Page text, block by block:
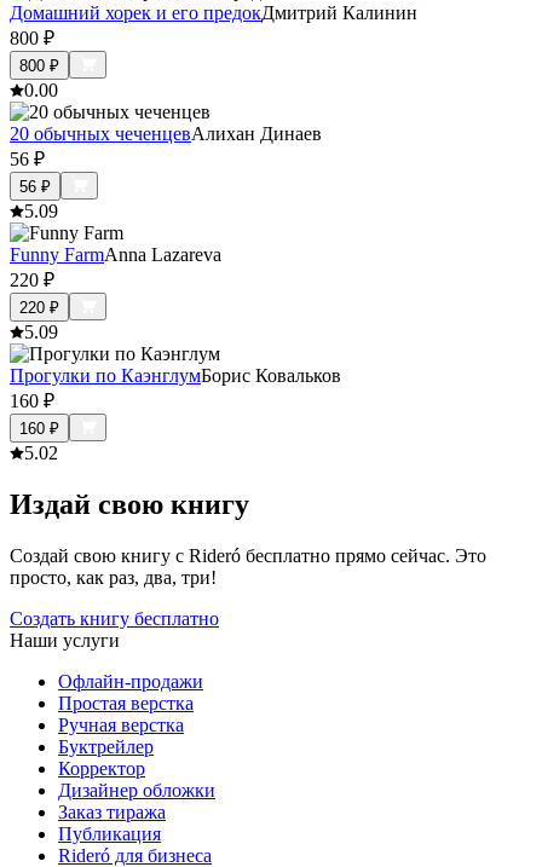
Домашний хорек и его предокДмитрий Калинин
800 ₽
800 ₽
0.00
20 обычных чеченцевАлихан Динаев
56 ₽
56 ₽
5.09
Funny FarmAnna Lazareva
220 ₽
220 ₽
5.09
Прогулки по КаэнглумБорис Ковальков
160 ₽
160 ₽
5.02
Издай свою книгу
Создай свою книгу с Rideró бесплатно прямо сейчас. Это
просто, как раз, два, три!
Создать книгу бесплатно
Наши услуги
Офлайн-продажи
Простая верстка
Ручная верстка
Буктрейлер
Корректор
Дизайнер обложки
Заказ тиража
Публикация
Rideró для бизнеса